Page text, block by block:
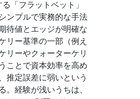
る「フラットベット」
ンプルで実務的な手法
待値とエッジが明確な
リー基準の一部（例え
リーやクォーターケリ
ことで資本効率を高め
推定誤差に弱いという
。経験が浅いうちは、